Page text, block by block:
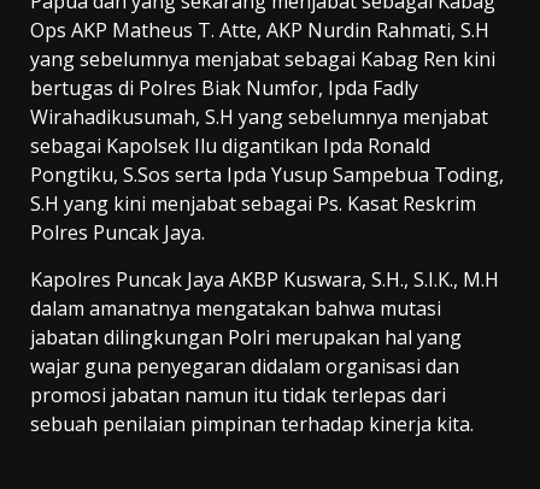
Ops AKP Matheus T. Atte, AKP Nurdin Rahmati, S.H
yang sebelumnya menjabat sebagai Kabag Ren kini
bertugas di Polres Biak Numfor, Ipda Fadly
Wirahadikusumah, S.H yang sebelumnya menjabat
sebagai Kapolsek Ilu digantikan Ipda Ronald
Pongtiku, S.Sos serta Ipda Yusup Sampebua Toding,
S.H yang kini menjabat sebagai Ps. Kasat Reskrim
Polres Puncak Jaya.
Kapolres Puncak Jaya AKBP Kuswara, S.H., S.I.K., M.H
dalam amanatnya mengatakan bahwa mutasi
jabatan dilingkungan Polri merupakan hal yang
wajar guna penyegaran didalam organisasi dan
promosi jabatan namun itu tidak terlepas dari
sebuah penilaian pimpinan terhadap kinerja kita.